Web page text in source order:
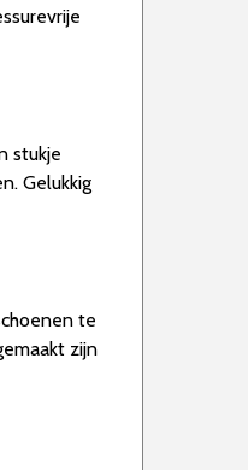
stukje
Gelukkig
te
zijn